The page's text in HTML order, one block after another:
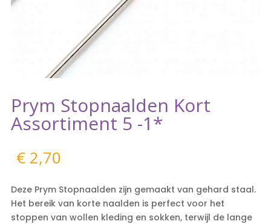
Prym Stopnaalden Kort
Assortiment 5 -1*
€2,70
Deze Prym Stopnaalden zijn gemaakt van gehard staal.
Het bereik van korte naalden is perfect voor het
stoppen van wollen kleding en sokken, terwijl de lange